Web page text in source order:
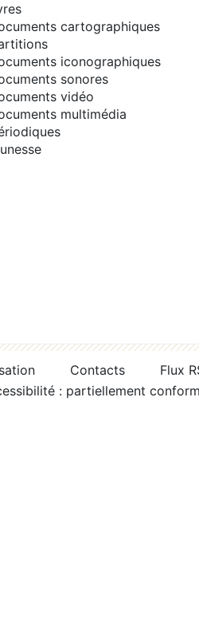
cartographiques
iconographiques
sonores
vidéo
multimédia
Contacts
Flux
: partiellement